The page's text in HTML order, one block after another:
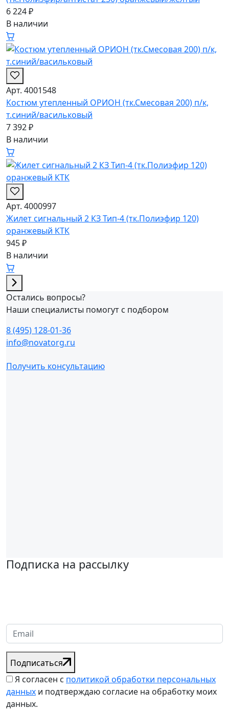
6 224 ₽
В наличии
Арт. 4001548
Костюм утепленный ОРИОН (тк.Смесовая 200) п/к,
т.синий/васильковый
7 392 ₽
В наличии
Арт. 4000997
Жилет сигнальный 2 КЗ Тип-4 (тк.Полиэфир 120)
оранжевый КТК
945 ₽
В наличии
Остались вопросы?
Наши специалисты помогут с подбором
8 (495) 128-01-36
info@novatorg.ru
Получить консультацию
Подписка на рассылку
Подписаться
Я согласен с политикой обработки персональных
данных и подтверждаю согласие на обработку моих
данных.